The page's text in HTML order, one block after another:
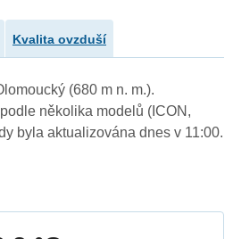
Kvalita ovzduší
(680 m n. m.).
několika modelů (ICON,
byla aktualizována dnes v 11:00.